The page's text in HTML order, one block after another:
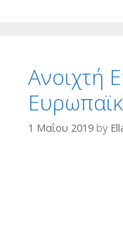
Ανοιχτή
1 Μαΐου 2019 by